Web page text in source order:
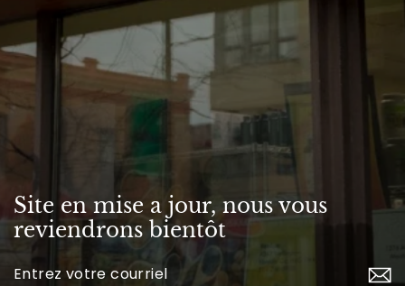
Site en mise a jour, nous vous
reviendrons bientôt
Inscrivez-